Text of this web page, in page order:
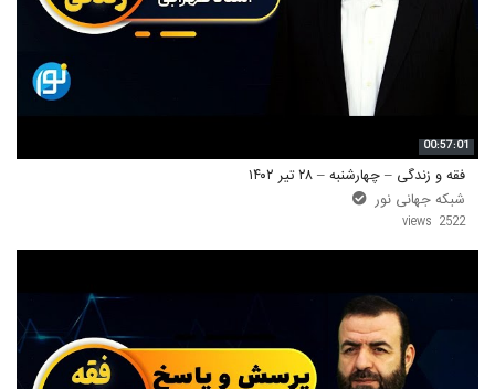
00:57:01
فقه و زندگی – چهارشنبه – ۲۸ تیر ۱۴۰۲
شبکه جهانی نور
2522 views